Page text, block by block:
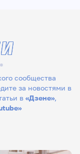
сообщества
за новостями в
в «Дзене»,